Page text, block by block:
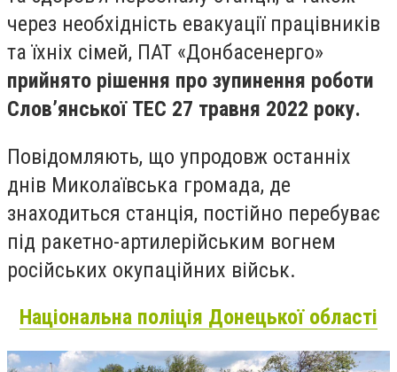
через необхідність евакуації працівників
та їхніх сімей, ПАТ «Донбасенерго»
прийнято рішення про зупинення роботи
Слов’янської ТЕС 27 травня 2022 року.
Повідомляють, що упродовж останніх
днів Миколаївська громада, де
знаходиться станція, постійно перебуває
під ракетно-артилерійським вогнем
російських окупаційних військ.
Національна поліція Донецької області